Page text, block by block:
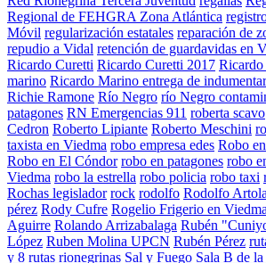
Regional de FEHGRA Zona Atlántica
Móvil regularización estatales reparación de
repudio a Vidal retención de guardavidas en
Ricardo Curetti Ricardo Curetti 2017
marino Ricardo Marino entrega de
Richie Ramone Río Negro río Negro
patagones RN Emergencias 911 roberta scavo
Cedron Roberto Lipiante Roberto Meschini
taxista en Viedma robo empresa edes Robo
Robo en El Cóndor robo en patagones robo
Viedma robo la estrella robo policia robo taxi
Rochas legislador rock rodolfo Rodolfo Artola
pérez Rody Cufre Rogelio Frigerio en Viedma
Aguirre Rolando Arrizabalaga Rubén
López Ruben Molina UPCN Rubén Pérez
y 8 rutas rionegrinas Sal y Fuego Sala B de